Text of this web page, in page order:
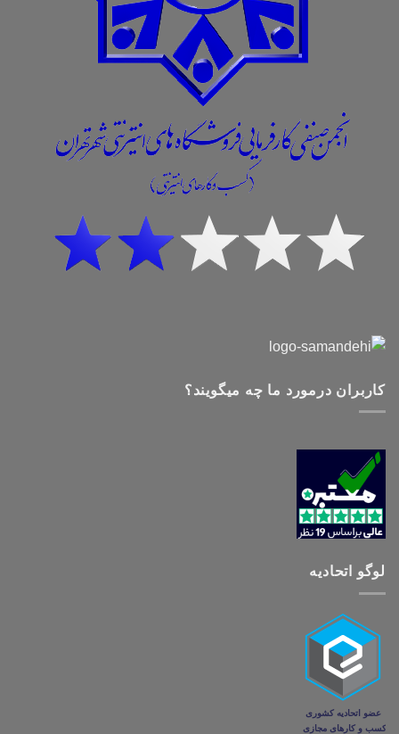
کاربران درمورد ما چه میگویند؟
لوگو اتحادیه